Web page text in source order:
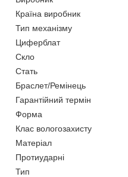
Країна виробник
Тип механізму
Циферблат
Скло
Стать
Браслет/Ремінець
Гарантійний термін
Форма
Клас вологозахисту
Матеріал
Протиударні
Тип